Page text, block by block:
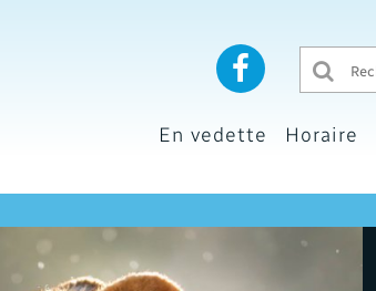
En vedette Horaire